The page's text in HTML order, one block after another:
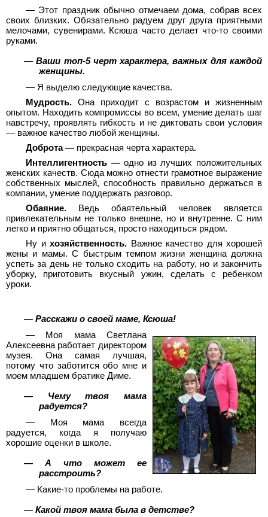
— Этот праздник обычно отмечаем дома, собрав всех
своих близких. Обязательно радуем друг друга приятными
мелочами, сувенирами. Ксюша часто делает что-то своими
руками.
— Ваши топ-5 черт характера, важных для каждой
женщины.
— Я выделю следующие качества.
Мудрость. Она приходит с возрастом и жизненным
опытом. Находить компромиссы во всем, умение делать шаг
навстречу, проявлять гибкость и не диктовать свои условия
— важное качество любой женщины.
Доброта — прекрасная черта характера.
Интеллигентность —одно из лучших положительных
женских качеств. Сюда можно отнести грамотное выражение
собственных мыслей, способность правильно держаться в
компании, умение поддержать разговор.
Обаяние. Ведь обаятельный человек является
привлекательным не только внешне, но и внутренне. С ним
легко и приятно общаться, просто находиться рядом.
Ну и хозяйственность. Важное качество для хорошей
жены и мамы. С быстрым темпом жизни женщина должна
успеть за день не только сходить на работу, но и закончить
уборку, приготовить вкусный ужин, сделать с ребенком
уроки.
— Расскажи о своей маме, Ксюша!
— Моя мама Светлана
Алексеевна работает директором
музея. Она самая лучшая,
потому что заботится обо мне и
моем младшем братике Диме.
— Чему твоя мама
радуется?
— Моя мама всегда
радуется, когда я получаю
хорошие оценки в школе.
— А что может ее
расстроить?
— Какие-то проблемы на работе.
— Какой твоя мама была в детстве?